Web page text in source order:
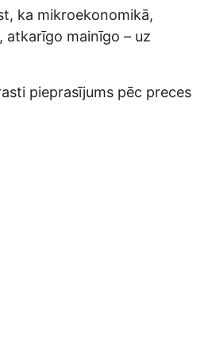
ka mikroekonomikā,
mainīgo – uz
pieprasījums pēc preces